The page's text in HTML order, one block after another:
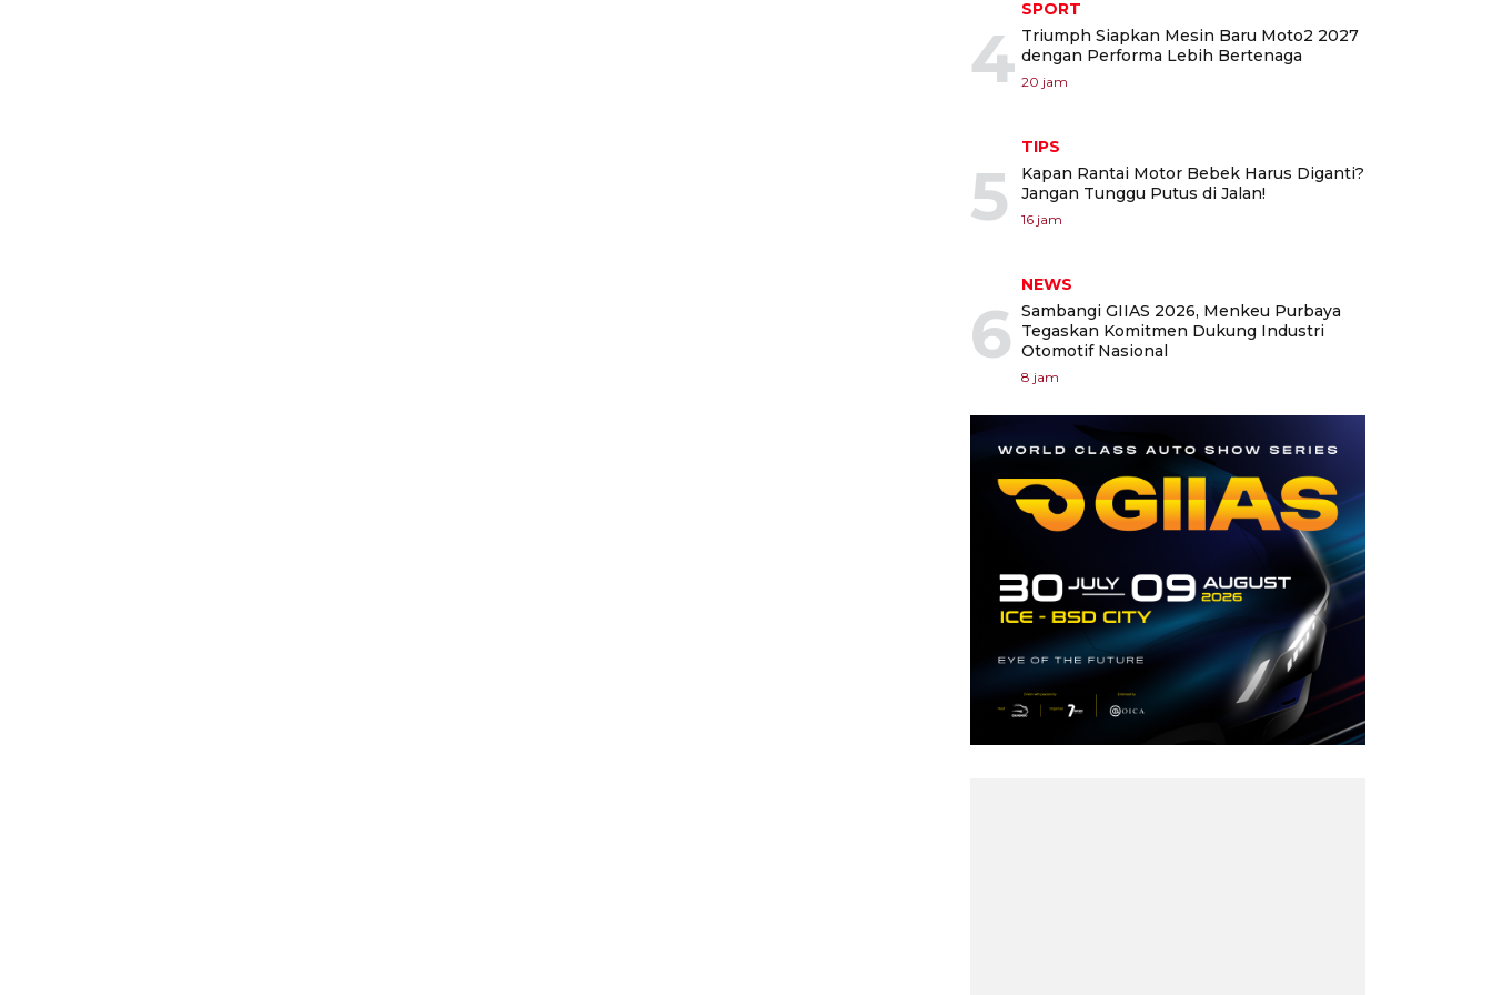
4
SPORT
Triumph Siapkan Mesin Baru Moto2 2027
dengan Performa Lebih Bertenaga
20 jam
5
TIPS
Kapan Rantai Motor Bebek Harus Diganti?
Jangan Tunggu Putus di Jalan!
16 jam
6
NEWS
Sambangi GIIAS 2026, Menkeu Purbaya
Tegaskan Komitmen Dukung Industri
Otomotif Nasional
8 jam